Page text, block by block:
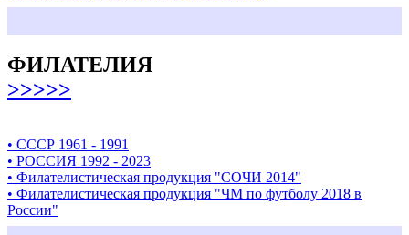
ФИЛАТЕЛИЯ
>>>>>
• СССР 1961 - 1991
• РОССИЯ 1992 - 2023
• Филателистическая продукция "СОЧИ 2014"
• Филателистическая продукция "ЧМ по футболу 2018 в
России"